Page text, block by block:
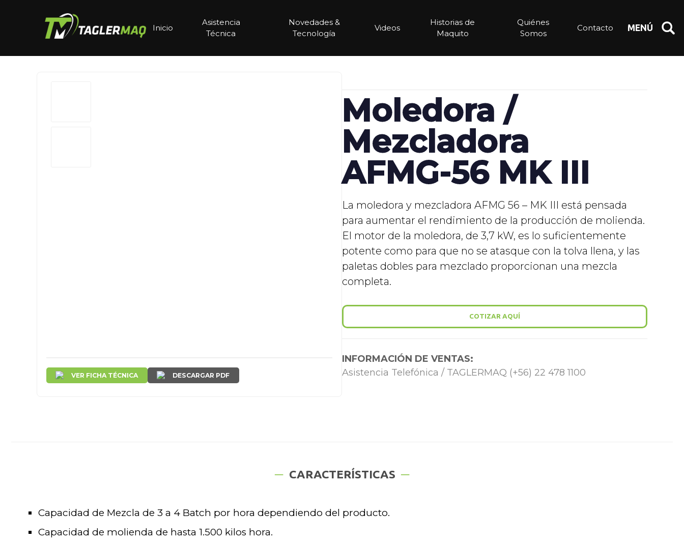
Inicio
Asistencia
Técnica
Novedades &
Tecnología
Videos
Historias de
Maquito
Quiénes
Somos
Contacto MENÚ
VER FICHA TÉCNICA DESCARGAR PDF
Moledora /
Mezcladora
AFMG-56 MK III
La moledora y mezcladora AFMG 56 – MK III está pensada
para aumentar el rendimiento de la producción de molienda.
El motor de la moledora, de 3,7 kW, es lo suficientemente
potente como para que no se atasque con la tolva llena, y las
paletas dobles para mezclado proporcionan una mezcla
completa.
COTIZAR AQUÍ
INFORMACIÓN DE VENTAS:
Asistencia Telefónica / TAGLERMAQ (+56) 22 478 1100
CARACTERÍSTICAS
Capacidad de Mezcla de 3 a 4 Batch por hora dependiendo del producto.
Capacidad de molienda de hasta 1.500 kilos hora.